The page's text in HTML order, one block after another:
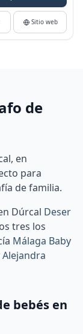
Sitio web
de
en
para
de familia.
Dúrcal Deser
tres los
Málaga Baby
Alejandra
bebés en